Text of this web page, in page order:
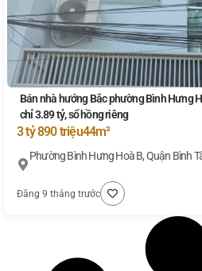
Bán nhà hướng Bắc phường Bình Hưng
chỉ 3.89 tỷ, sổ hồng riêng
3 tỷ 890 triệu44m²
Phường Bình Hưng Hoà B, Quận Bình
Đăng 9 tháng trước